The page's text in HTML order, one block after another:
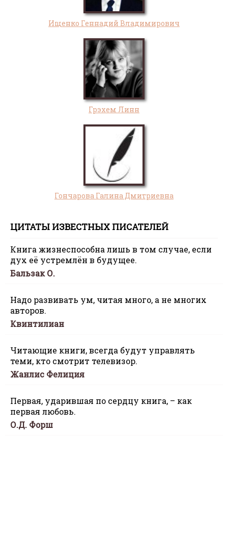
Ищенко Геннадий Владимирович
Грэхем Линн
Гончарова Галина Дмитриевна
ЦИТАТЫ ИЗВЕСТНЫХ ПИСАТЕЛЕЙ
Книга жизнеспособна лишь в том случае, если
дух её устремлён в будущее.
Бальзак О.
Надо развивать ум, читая много, а не многих
авторов.
Квинтилиан
Читающие книги, всегда будут управлять
теми, кто смотрит телевизор.
Жанлис Фелиция
Первая, ударившая по сердцу книга, – как
первая любовь.
О.Д. Форш